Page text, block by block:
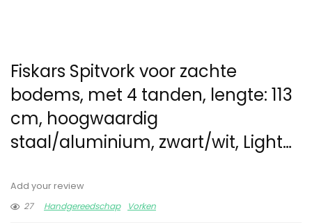
Fiskars Spitvork voor zachte
bodems, met 4 tanden, lengte: 113
cm, hoogwaardig
staal/aluminium, zwart/wit, Light…
Add your review
27
Handgereedschap Vorken